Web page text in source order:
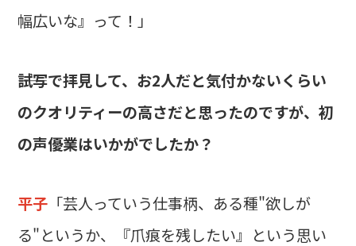
幅広いな』って！」
――試写で拝見して、お2人だと気付かないくらい
のクオリティーの高さだと思ったのですが、初
の声優業はいかがでしたか？
平子 「芸人っていう仕事柄、ある種"欲しが
る"というか、『爪痕を残したい』という思い